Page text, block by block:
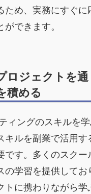
ため、実務にすぐに
できます。
ロジェクトを
積める
ィングのスキルを学
キルを副業で活用す
です。多くのスクー
の学習を提供してお
トに携わりながら学